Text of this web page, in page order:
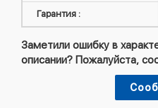
Гарантия :
Заметили ошибку в
описании? Пожалуйста,